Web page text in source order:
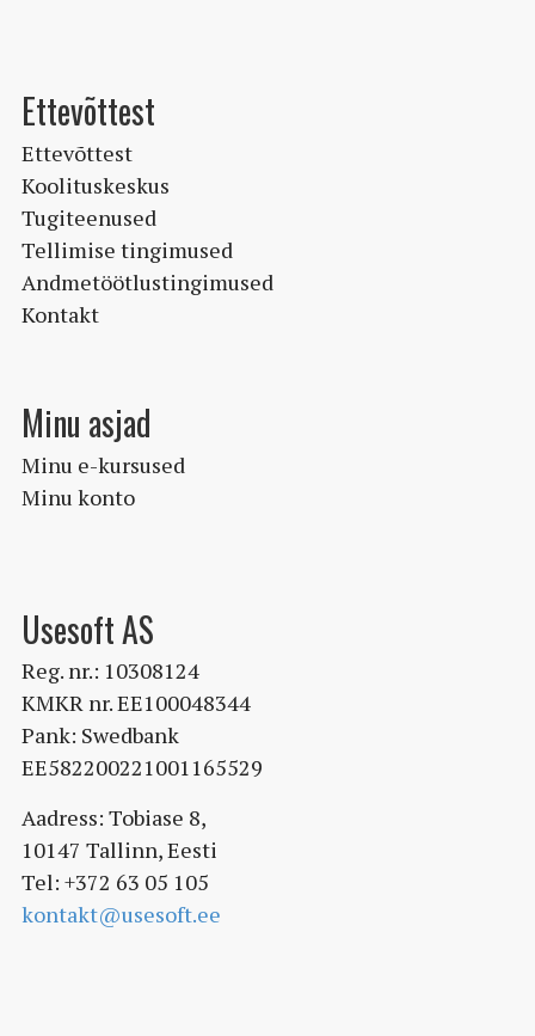
Ettevõttest
Ettevõttest
Koolituskeskus
Tugiteenused
Tellimise tingimused
Andmetöötlustingimused
Kontakt
Minu asjad
Minu e-kursused
Minu konto
Usesoft AS
Reg. nr.: 10308124
KMKR nr. EE100048344
Pank: Swedbank
EE582200221001165529
Aadress: Tobiase 8,
10147 Tallinn, Eesti
Tel: +372 63 05 105
kontakt@usesoft.ee